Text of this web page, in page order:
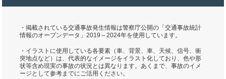
・掲載されている交通事故発生情報は警察庁公開の「交通事故統計
情報のオープンデータ」2019～2024年を使用しています。
・イラストに使用している各要素（車、背景、車、天候、信号、衝
突地点など）は、代表的なイメージをイラスト化しており、色や形
状等含め現実の事故の状況とは異なります。あくまで、事故のイメ
ージとして参考までにご活用ください。